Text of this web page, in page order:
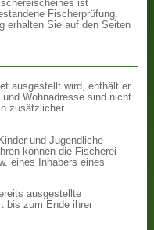
ist
Fischerprüfung.
erhalten Sie auf den Seiten
ausgestellt wird, enthält er
Wohnadresse sind nicht
zusätzlicher
Kinder und Jugendliche
können die Fischerei
eines Inhabers eines
ausgestellte
bis zum Ende ihrer